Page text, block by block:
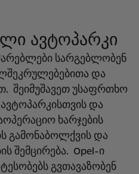
ავტოპარკი
სარგებლობენ
და
შეიმუშავეთ უსაფრთხო
და
ხარჯების
გამონაბოლქვის და
შემცირება. Opel-ი
გვთავაზობენ